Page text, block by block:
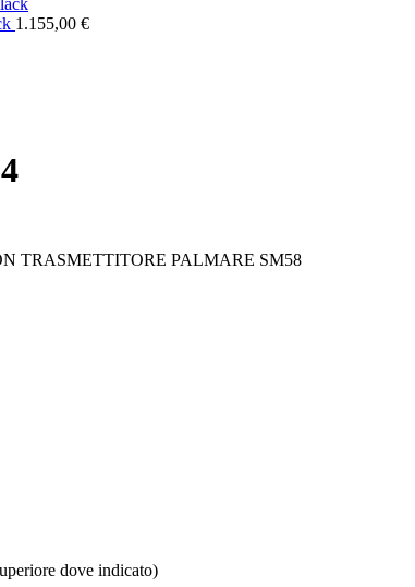
1.155,00 €
TRASMETTITORE PALMARE SM58
dove indicato)